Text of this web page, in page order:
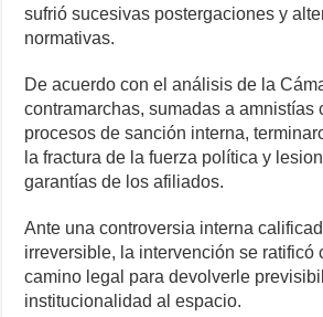
sufrió sucesivas postergaciones y
normativas.
De acuerdo con el análisis de la
contramarchas, sumadas a amnistías
procesos de sanción interna,
la fractura de la fuerza política y
garantías de los afiliados.
Ante una controversia interna
irreversible, la intervención se ratificó
camino legal para devolverle
institucionalidad al espacio.